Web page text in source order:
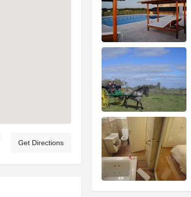
Get Directions